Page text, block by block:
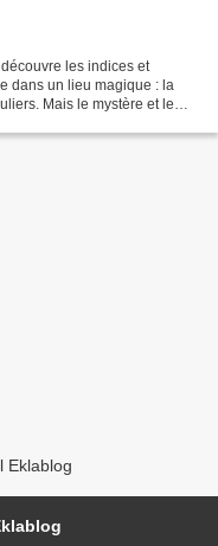
les indices et
dans un lieu magique : la
Mais le mystère et le
Eklablog